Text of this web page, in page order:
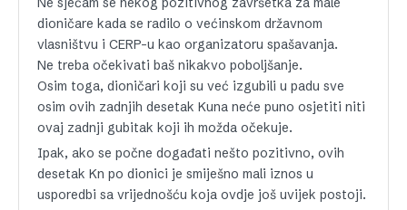
dioničare kada se radilo o većinskom državnom
vlasništvu i CERP-u kao organizatoru spašavanja.
Ne treba očekivati baš nikakvo poboljšanje.
Osim toga, dioničari koji su već izgubili u padu sve
osim ovih zadnjih desetak Kuna neće puno osjetiti niti
ovaj zadnji gubitak koji ih možda očekuje.
Ipak, ako se počne događati nešto pozitivno, ovih
desetak Kn po dionici je smiješno mali iznos u
usporedbi sa vrijednošću koja ovdje još uvijek postoji.